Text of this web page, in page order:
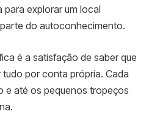
explorar um local
do autoconhecimento.
é a satisfação de saber que
por conta própria. Cada
e até os pequenos tropeços